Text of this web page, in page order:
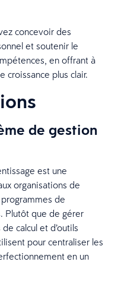
concevoir des
et soutenir le
en offrant à
croissance plus clair.
de gestion
est une
organisations de
de
Plutôt que de gérer
calcul et d’outils
pour centraliser les
en un